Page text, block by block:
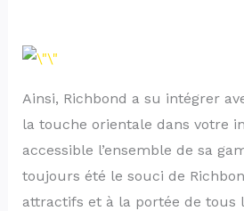
Ainsi, Richbond a su intégrer
la touche orientale dans votre
accessible l’ensemble de sa
toujours été le souci de
attractifs et à la portée de tous